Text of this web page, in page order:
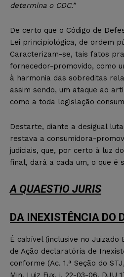
determina o CDC.”
De certo que o Código de
Lei principiológica, de ordem
Caracterizam-se, tais fatos
fornecedor-promovido, como
à harmonia das sobreditas
assim sendo, um ataque ao
como a toda legislação
Destarte, diante a desigual
restava a consumidora-
judiciais, que, por certo à luz
final, dará a cada um, o que é
A QUAESTIO JURIS
DA INEXISTÊNCIA DO
É cabível (inclusive no Juizado
de Ação declaratória de
conforme (Ac. 1.ª Seção do
Min. Luiz Fux, j. 22-03-06, DJU